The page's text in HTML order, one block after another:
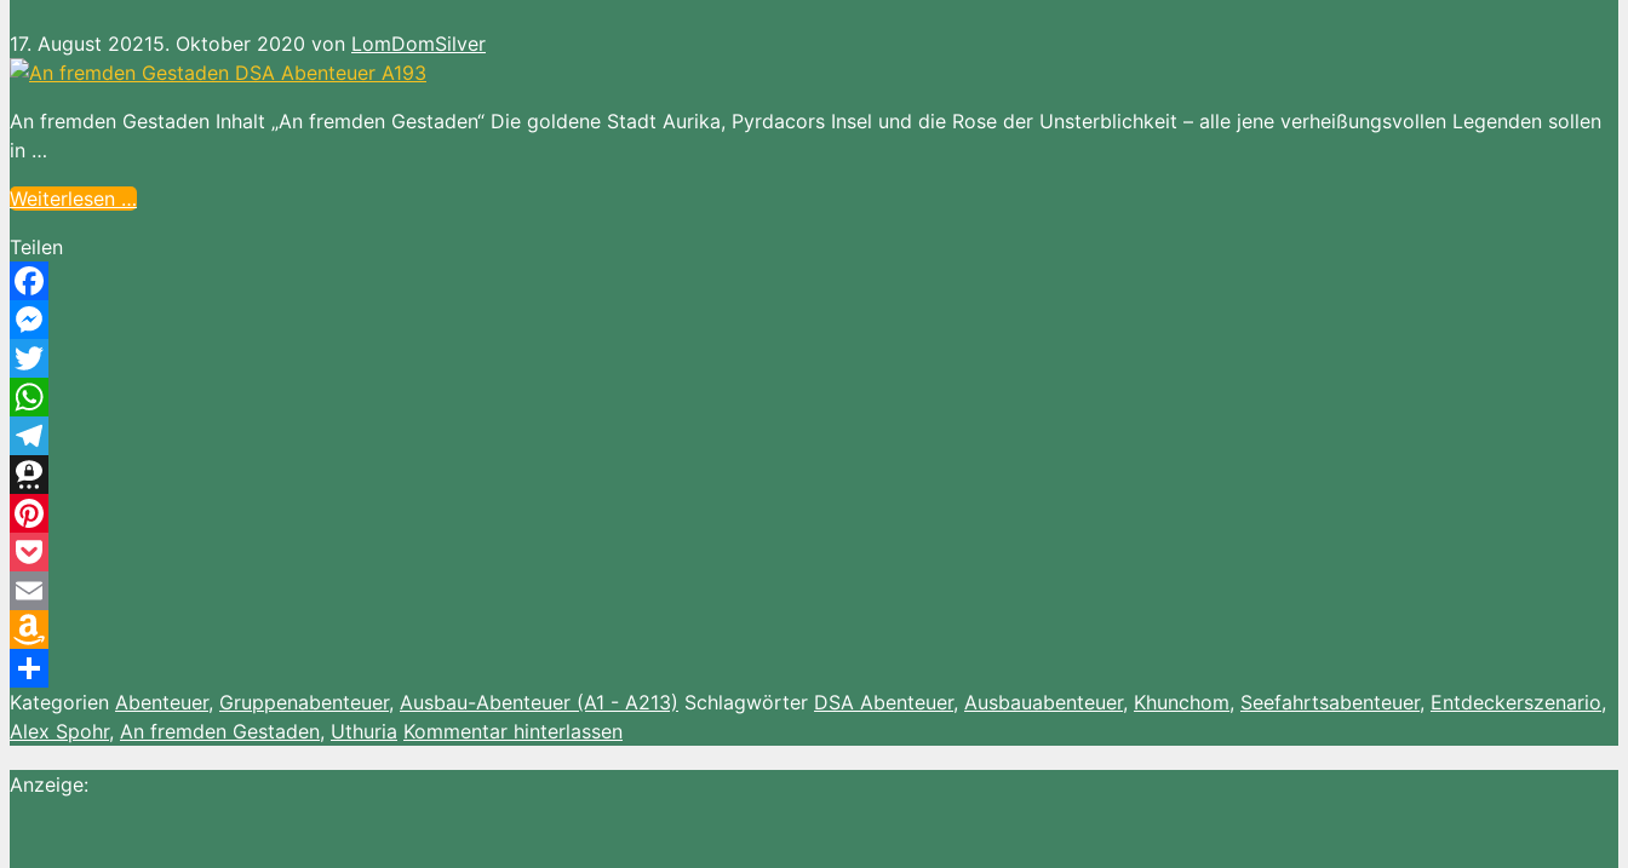
17. August 20215. Oktober 2020 von LomDomSilver
An fremden Gestaden Inhalt „An fremden Gestaden“ Die goldene Stadt Aurika, Pyrdacors Insel und die Rose der Unsterblichkeit – alle jene verheißungsvollen Legenden sollen
in …
Weiterlesen …
Teilen
Facebook
Messenger
Twitter
WhatsApp
Telegram
Threema
Pinterest
Pocket
Email
Amazon
Wish
List
Teilen
Kategorien Abenteuer, Gruppenabenteuer, Ausbau-Abenteuer (A1 - A213) Schlagwörter DSA Abenteuer, Ausbauabenteuer, Khunchom, Seefahrtsabenteuer, Entdeckerszenario,
Alex Spohr, An fremden Gestaden, Uthuria Kommentar hinterlassen
Anzeige: